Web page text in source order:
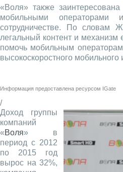
«Воля» также
мобильными
сотрудничестве. По словам
легальный контент и механизм
помочь мобильным
высокоскоростного мобильного
Информация предоставлена ресурсом IGate
/
Доход группы
компаний
«Воля» в
период с 2012
по 2015 год
вырос на 32%,